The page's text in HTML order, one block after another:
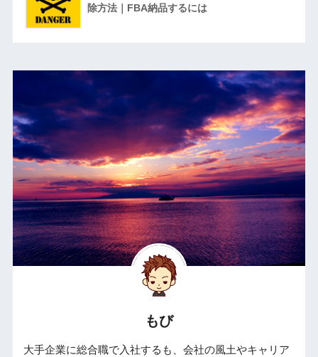
除方法｜FBA納品するには
もび
大手企業に総合職で入社するも、会社の風土やキャリア